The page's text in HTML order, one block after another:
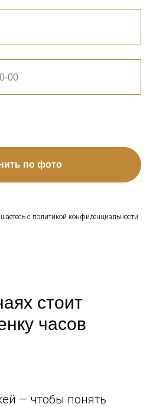
по фото
с политикой конфиденциальности
стоит
часов
— чтобы понять